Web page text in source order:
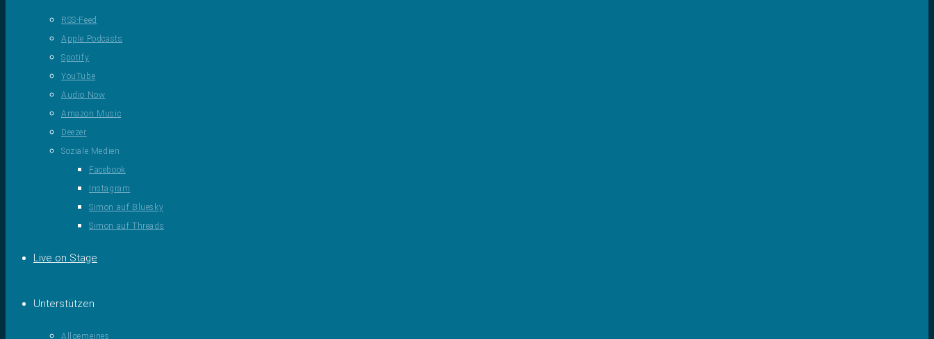
RSS-Feed
Apple Podcasts
Spotify
YouTube
Audio Now
Amazon Music
Deezer
Soziale Medien
Facebook
Instagram
Simon auf Bluesky
Simon auf Threads
Live on Stage
Unterstützen
Allgemeines